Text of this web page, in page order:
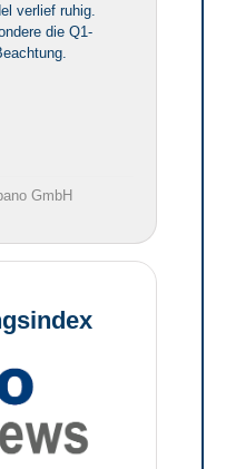
verlief ruhig.
die Q1-
GmbH